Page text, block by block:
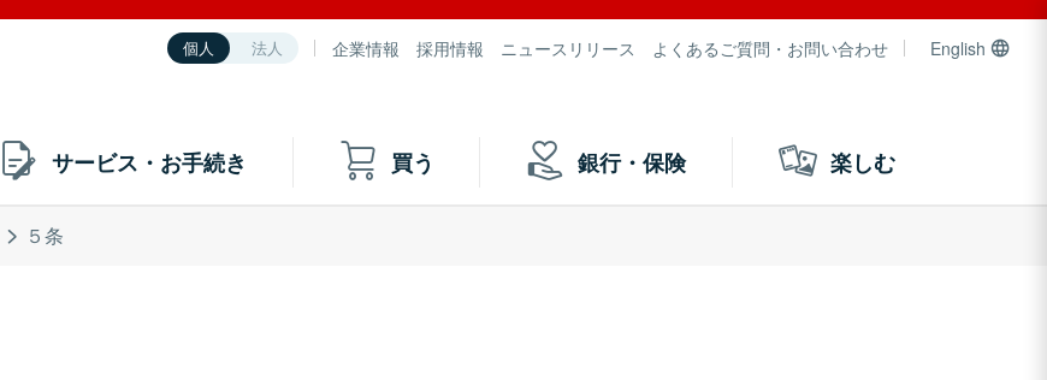
個人 法人 企業情報 採用情報 ニュースリリース よくあるご質問・お問い合わせ English
サービス・お手続き 買う 銀行・保険 楽しむ
５条